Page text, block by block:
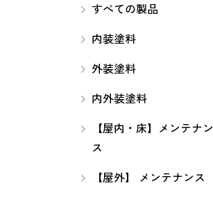
すべての製品
内装塗料
外装塗料
内外装塗料
【屋内・床】メンテナン
ス
【屋外】 メンテナンス